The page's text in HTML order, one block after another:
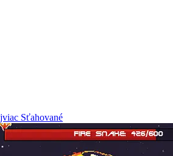
Sťahované